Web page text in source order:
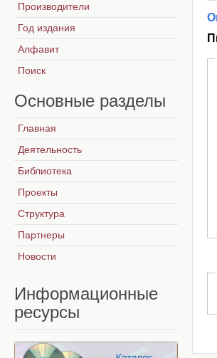
Производители
Год издания
Алфавит
Поиск
Основные разделы
Главная
Деятельность
Библиотека
Проекты
Структура
Партнеры
Новости
Информационные
ресурсы